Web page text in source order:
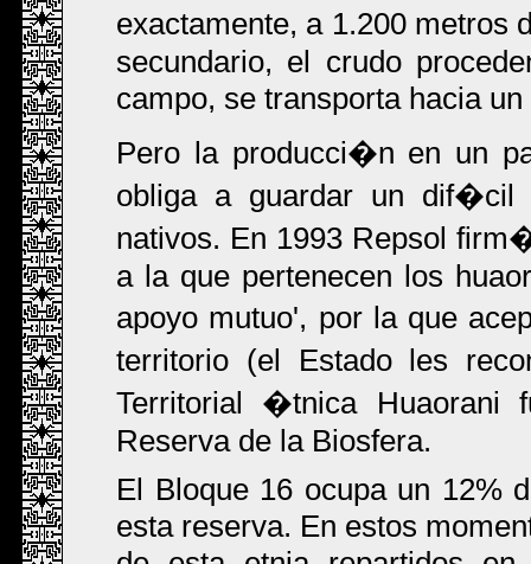
exactamente, a 1.200 metros
secundario, el crudo
campo, se transporta hacia
Pero la producci�n en un
obliga a guardar un dif�cil
nativos. En 1993 Repsol
a la que pertenecen los
apoyo mutuo', por la que
territorio (el Estado les
Territorial �tnica Huaorani
Reserva de la Biosfera.
El Bloque 16 ocupa un 12%
esta reserva. En estos